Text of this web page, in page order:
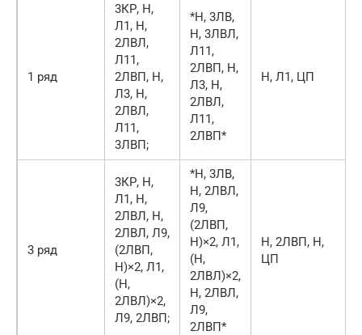
1 ряд
3КР, Н,
Л1, Н,
2ЛВЛ,
Л11,
2ЛВП, Н,
Л3, Н,
2ЛВЛ,
Л11,
3ЛВП;
*Н, 3ЛВ,
Н, 3ЛВЛ,
Л11,
2ЛВП, Н,
Л3, Н,
2ЛВЛ,
Л11,
2ЛВП*
Н, Л1, ЦП
3 ряд
3КР, Н,
Л1, Н,
2ЛВЛ, Н,
2ЛВЛ, Л9,
(2ЛВП,
Н)×2, Л1,
(Н,
2ЛВЛ)×2,
Л9, 2ЛВП;
*Н, 3ЛВ,
Н, 2ЛВЛ,
Л9,
(2ЛВП,
Н)×2, Л1,
(Н,
2ЛВЛ)×2,
Н, 2ЛВЛ,
Л9,
2ЛВП*
Н, 2ЛВП, Н,
ЦП